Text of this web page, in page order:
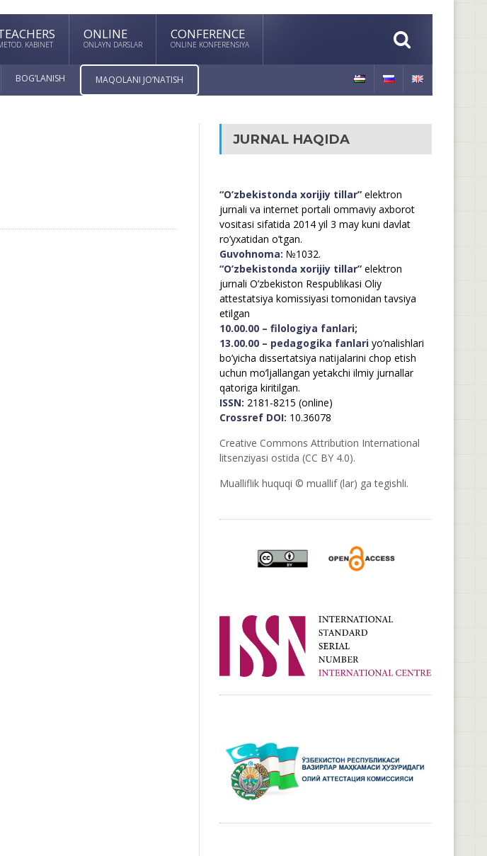
KABINET
ONLINE
ONLAYN DARSLAR
CONFERENCE
ONLINE KONFERENSIYA
BOG’LANISH MAQOLANI JO’NATISH
JURNAL HAQIDA
“O’zbekistonda xorijiy tillar”elektron
jurnali va internet portali ommaviy axborot
vositasi sifatida 2014 yil 3 may kuni davlat
ro’yxatidan o’tgan.
Guvohnoma: №1032.
“O’zbekistonda xorijiy tillar”elektron
jurnali O’zbekiston Respublikasi Oliy
attestatsiya komissiyasi tomonidan tavsiya
etilgan
10.00.00 – filologiya fanlari;
13.00.00 – pedagogika fanlariyo’nalishlari
bo’yicha dissertatsiya natijalarini chop etish
uchun mo’ljallangan yetakchi ilmiy jurnallar
qatoriga kiritilgan.
ISSN: 2181-8215 (online)
Crossref DOI: 10.36078
Creative Commons Attribution International
litsenziyasi ostida (CC BY 4.0).
Mualliflik huquqi © muallif (lar) ga tegishli.